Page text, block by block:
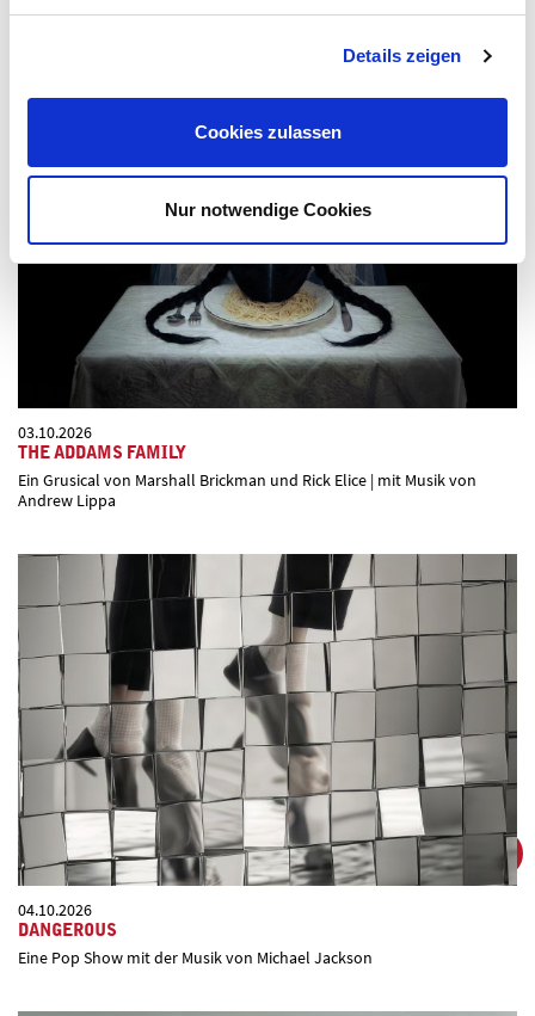
Details zeigen
Cookies zulassen
Nur notwendige Cookies
VIELLEICHT AUCH INTERESSANT FÜR SIE:
03.10.2026
THE ADDAMS FAMILY
Ein Grusical von Marshall Brickman und Rick Elice | mit Musik von
Andrew Lippa
04.10.2026
DANGEROUS
Eine Pop Show mit der Musik von Michael Jackson